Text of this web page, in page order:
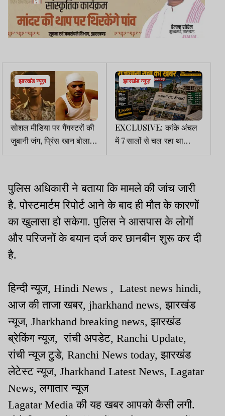
झारखंड न्यूज़
सोशल मीडिया पर गैंगस्टरों की
जुबानी जंग, प्रिंस खान बोला-
जल्द तुम्हें व तुम्हारे आजाद को
शुरू किया, अंत हम करेंगे
झारखंड न्यूज़
EXCLUSIVE: कांके अंचल
में 7 सालों से चल रहा था
रजिस्टर-2 में छेड़छाड़, DC ने
पुलिस अधिकारी ने बताया कि मामले की जांच जारी
है. पोस्टमार्टम रिपोर्ट आने के बाद ही मौत के कारणों
का खुलासा हो सकेगा. पुलिस ने आसपास के लोगों
और परिजनों के बयान दर्ज कर छानबीन शुरू कर दी
है.
हिन्दी न्यूज, Hindi News , Latest news hindi,
आज की ताजा खबर, jharkhand news, झारखंड
न्यूज, Jharkhand breaking news, झारखंड
ब्रेकिंग न्यूज, रांची अपडेट, Ranchi Update,
रांची न्यूज टुडे, Ranchi News today, झारखंड
लेटेस्ट न्यूज, Jharkhand Latest News, Lagatar
News, लगातार न्यूज
Lagatar Media की यह खबर आपको कैसी लगी.